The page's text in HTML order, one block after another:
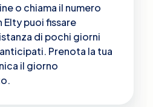
o chiama il numero
puoi fissare
di pochi giorni
Prenota la tua
il giorno